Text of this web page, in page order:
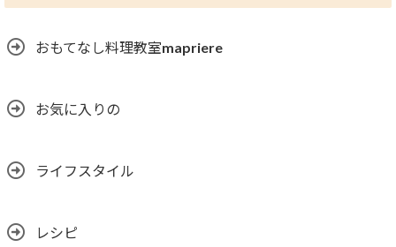
おもてなし料理教室mapriere
お気に入りの
ライフスタイル
レシピ